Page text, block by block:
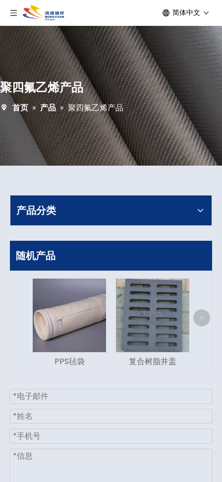
简体中文
聚四氟乙烯产品
首页 » 产品 » 聚四氟乙烯产品
产品分类
随机产品
PPS毡袋 复合树脂井盖
>